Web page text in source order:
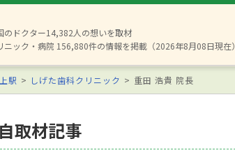
のドクター14,382人の想いを取材
ニック・病院 156,880件の情報を掲載（2026年8月08日現在）
駅 しげた歯科クリニック 重田 浩貴 院長
取材記事